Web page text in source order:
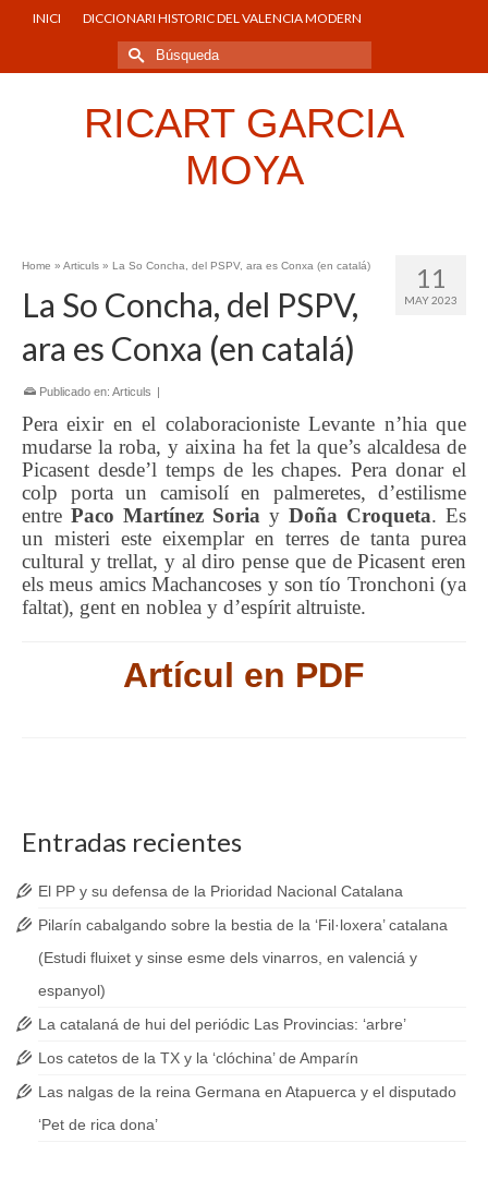
INICI DICCIONARI HISTORIC DEL VALENCIA MODERN
Buscar
por:
RICART GARCIA
MOYA
11
MAY 2023
Home » Articuls » La So Concha, del PSPV, ara es Conxa (en catalá)
La So Concha, del PSPV,
ara es Conxa (en catalá)
Publicado en: Articuls |
Pera eixir en el colaboracioniste Levante n’hia que
mudarse la roba, y aixina ha fet la que’s alcaldesa de
Picasent desde’l temps de les chapes. Pera donar el
colp porta un camisolí en palmeretes, d’estilisme
entre Paco Martínez Soria y Doña Croqueta. Es
un misteri este eixemplar en terres de tanta purea
cultural y trellat, y al diro pense que de Picasent eren
els meus amics Machancoses y son tío Tronchoni (ya
faltat), gent en noblea y d’espírit altruiste.
Artícul en PDF
Entradas recientes
El PP y su defensa de la Prioridad Nacional Catalana
Pilarín cabalgando sobre la bestia de la ‘Fil·loxera’ catalana
(Estudi fluixet y sinse esme dels vinarros, en valenciá y
espanyol)
La catalaná de hui del periódic Las Provincias: ‘arbre’
Los catetos de la TX y la ‘clóchina’ de Amparín
Las nalgas de la reina Germana en Atapuerca y el disputado
‘Pet de rica dona’